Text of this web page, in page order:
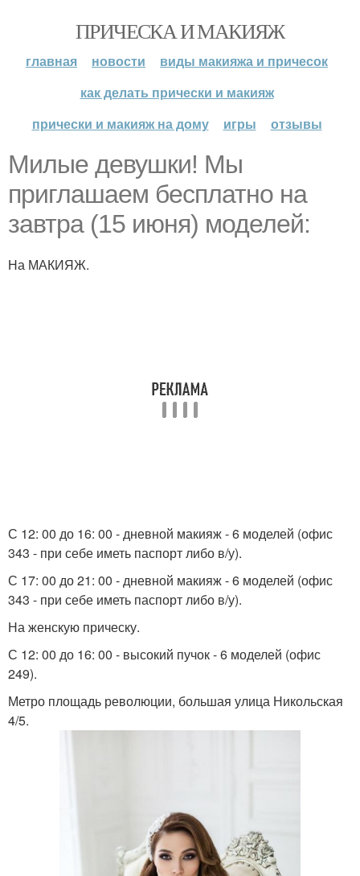
ПРИЧЕСКА И МАКИЯЖ
главная новости
виды макияжа и причесок
как делать прически и макияж
прически и макияж на дому
игры отзывы
Милые девушки! Мы
приглашаем бесплатно на
завтра (15 июня) моделей:
На МАКИЯЖ.
С 12: 00 до 16: 00 - дневной макияж - 6 моделей (офис
343 - при себе иметь паспорт либо в/у).
С 17: 00 до 21: 00 - дневной макияж - 6 моделей (офис
343 - при себе иметь паспорт либо в/у).
На женскую прическу.
С 12: 00 до 16: 00 - высокий пучок - 6 моделей (офис
249).
Метро площадь революции, большая улица Никольская
4/5.